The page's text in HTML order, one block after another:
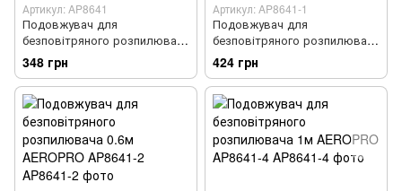
Артикул: AP8641
Подовжувач для
безповітряного розпилювача
0.3м AEROPRO AP8641
348 грн
Артикул: AP8641-1
Подовжувач для
безповітряного розпилювача
0.45м AEROPRO AP8641-1
424 грн